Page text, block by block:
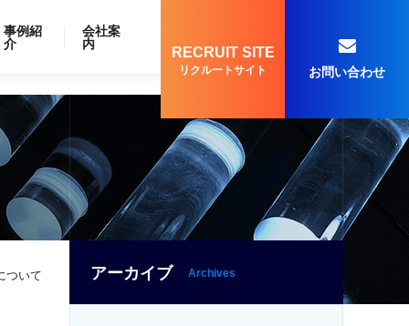
事例紹
介
会社案
内 RECRUIT SITE
リクルートサイト お問い合わせ
ついて アーカイブ Archives